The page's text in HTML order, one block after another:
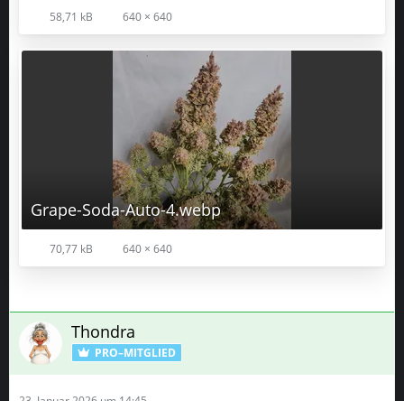
58,71 kB 640 × 640
Grape-Soda-Auto-4.webp
70,77 kB 640 × 640
Thondra
PRO–MITGLIED